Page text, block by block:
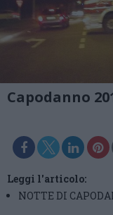
Capodanno
Leggi l'articolo:
NOTTE DI